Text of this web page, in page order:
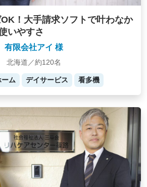
！大手請求ソフトで叶わなか
いやすさ
有限会社アイ 様
北海道／約120名
ム デイサービス 看多機